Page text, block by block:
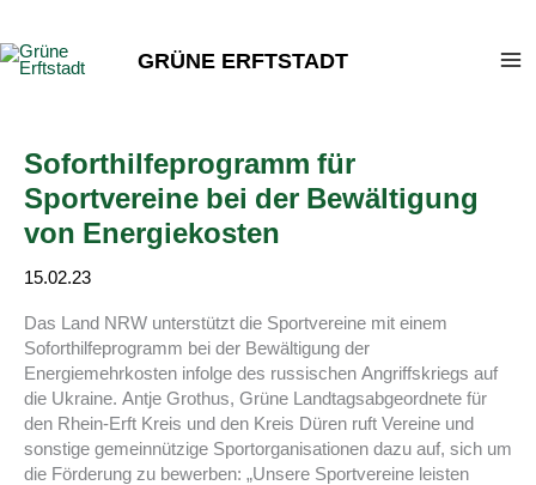
springen
GRÜNE ERFTSTADT
Soforthilfeprogramm für
Sportvereine bei der Bewältigung
von Energiekosten
15.02.23
Das Land NRW unterstützt die Sportvereine mit einem
Soforthilfeprogramm bei der Bewältigung der
Energiemehrkosten infolge des russischen Angriffskriegs auf
die Ukraine. Antje Grothus, Grüne Landtagsabgeordnete für
den Rhein-Erft Kreis und den Kreis Düren ruft Vereine und
sonstige gemeinnützige Sportorganisationen dazu auf, sich um
die Förderung zu bewerben: „Unsere Sportvereine leisten